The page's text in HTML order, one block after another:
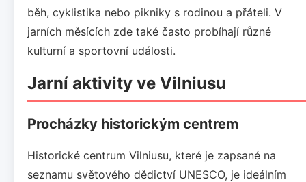
běh, cyklistika nebo pikniky s rodinou a přáteli. V
jarních měsících zde také často probíhají různé
kulturní a sportovní události.
Jarní aktivity ve Vilniusu
Procházky historickým centrem
Historické centrum Vilniusu, které je zapsané na
seznamu světového dědictví UNESCO, je ideálním